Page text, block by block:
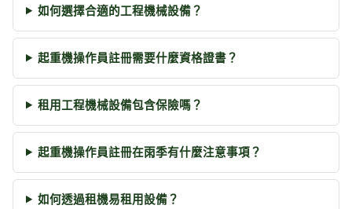
如何選擇合適的工程機械設備？
起重機操作員註冊需要什麼資格證書？
租用工程機械設備包含保險嗎？
起重機操作員註冊在雨季有什麼注意事項？
如何透過租機易租用設備？